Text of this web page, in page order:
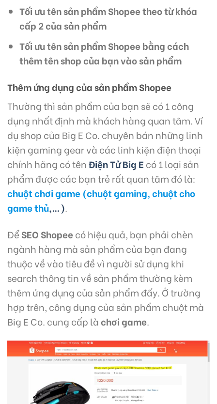
Tối ưu tên sản phẩm Shopeetheo từ khóa
cấp 2 của sản phẩm
Tối ưu tên sản phẩm Shopee bằng cách
thêm tên shop của bạn vào sản phẩm
Thêm ứng dụng của sản phẩm Shopee
Thường thì sản phẩm của bạn sẽ có 1 công
dụng nhất định mà khách hàng quan tâm. Ví
dụ shop của Big E Co. chuyên bán những linh
kiện gaming gear và các linh kiện điện thoại
chính hãng có tênĐiện Tử Big E có 1 loại sản
phẩm được các bạn trẻ rất quan tâm đó là:
chuột chơi game (chuột gaming, chuột cho
game thủ,…).
ĐểSEO Shopee có hiệu quả, bạn phải chèn
ngành hàng mà sản phẩm của bạn đang
thuộc về vào tiêu đề vì người sử dụng khi
search thông tin về sản phẩm thường kèm
thêm ứng dụng của sản phẩm đấy. Ở trường
hợp trên, công dụng của sản phẩm chuột mà
Big E Co. cung cấp làchơi game.